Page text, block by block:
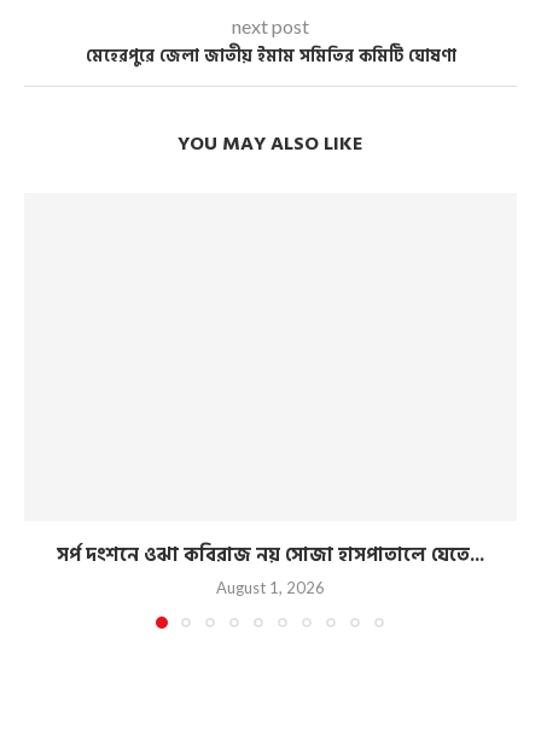
next post
মেহেরপুরে জেলা জাতীয় ইমাম সমিতির কমিটি ঘোষণা
YOU MAY ALSO LIKE
সর্প দংশনে ওঝা কবিরাজ নয় সোজা হাসপাতালে যেতে...
August 1, 2026